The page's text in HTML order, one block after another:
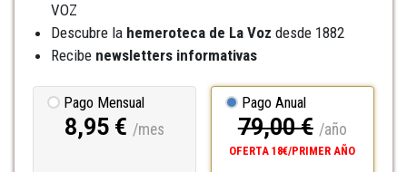
VOZ
Descubre la hemeroteca de La Voz desde 1882
Recibe newsletters informativas
Pago Mensual
8,95 € /mes
Pago Anual
79,00 € /año
OFERTA 18€/PRIMER AÑO